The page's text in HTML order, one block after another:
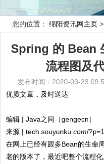
您的位置： 绵阳资讯网主页 >
Spring 的 Bean
流程图及
发布时间：2020-03-23
优质文章，及时送达
编辑 | Java之间（gengecn）
来源 | tech.souyunku .com/
在网上已经有跟多Bean的生命
老的版本了，最近吧整个流程